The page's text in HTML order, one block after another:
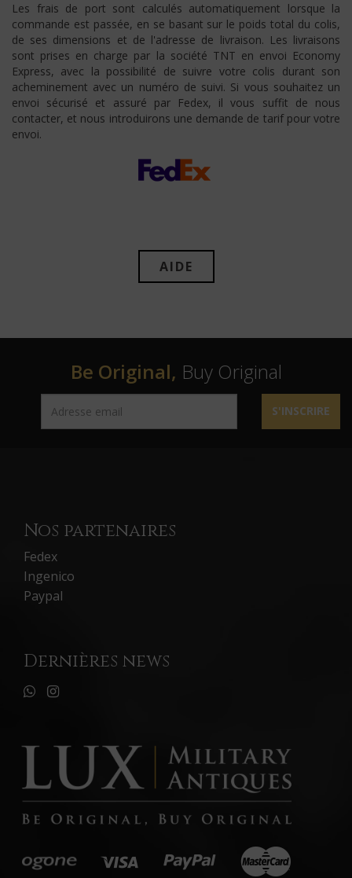
Les frais de port sont calculés automatiquement lorsque la
commande est passée, en se basant sur le poids total du colis,
de ses dimensions et de l'adresse de livraison. Les livraisons
sont prises en charge par la société TNT en envoi Economy
Express, avec la possibilité de suivre votre colis durant son
acheminement avec un numéro de suivi. Si vous souhaitez un
envoi sécurisé et assuré par Fedex, il vous suffit de nous
contacter, et nous introduirons une demande de tarif pour votre
envoi.
AIDE
Be Original, Buy Original
S'INSCRIRE
Nos partenaires
Fedex
Ingenico
Paypal
Dernières news